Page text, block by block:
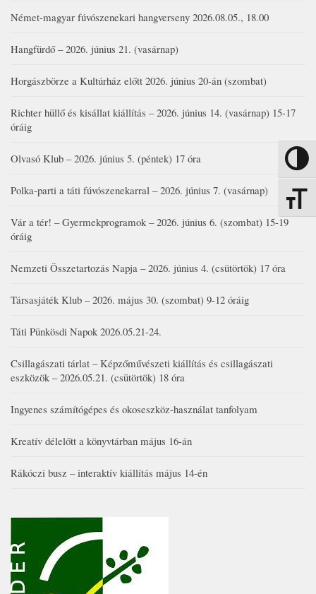
Nagy
Német-magyar fúvószenekari hangverseny 2026.08.05., 18.00
Hangfürdő – 2026. június 21. (vasárnap)
Horgászbörze a Kultúrház előtt 2026. június 20-án (szombat)
Richter hüllő és kisállat kiállítás – 2026. június 14. (vasárnap) 15-17
óráig
Olvasó Klub – 2026. június 5. (péntek) 17 óra
Polka-parti a táti fúvószenekarral – 2026. június 7. (vasárnap)
Vár a tér! – Gyermekprogramok – 2026. június 6. (szombat) 15-19
óráig
Nemzeti Összetartozás Napja – 2026. június 4. (csütörtök) 17 óra
Társasjáték Klub – 2026. május 30. (szombat) 9-12 óráig
Táti Pünkösdi Napok 2026.05.21-24.
Csillagászati tárlat – Képzőművészeti kiállítás és csillagászati
eszközök – 2026.05.21. (csütörtök) 18 óra
Ingyenes számítógépes és okoseszköz-használat tanfolyam
Kreatív délelőtt a könyvtárban május 16-án
Rákóczi busz – interaktív kiállítás május 14-én